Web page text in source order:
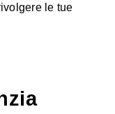
le tue